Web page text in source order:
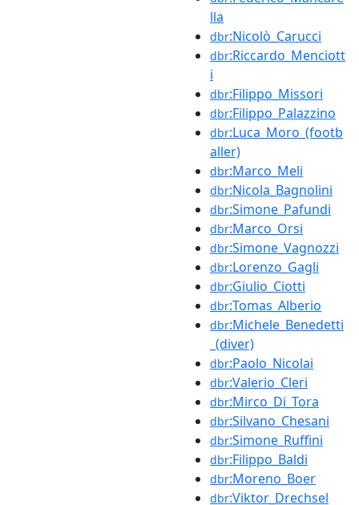
lla
dbr:Nicolò_Carucci
dbr:Riccardo_Menciott
i
dbr:Filippo_Missori
dbr:Filippo_Palazzino
dbr:Luca_Moro_(footb
aller)
dbr:Marco_Meli
dbr:Nicola_Bagnolini
dbr:Simone_Pafundi
dbr:Marco_Orsi
dbr:Simone_Vagnozzi
dbr:Lorenzo_Gagli
dbr:Giulio_Ciotti
dbr:Tomas_Alberio
dbr:Michele_Benedetti
_(diver)
dbr:Paolo_Nicolai
dbr:Valerio_Cleri
dbr:Mirco_Di_Tora
dbr:Silvano_Chesani
dbr:Simone_Ruffini
dbr:Filippo_Baldi
dbr:Moreno_Boer
dbr:Viktor_Drechsel